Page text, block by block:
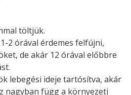
töltjük.
2 órával érdemes felfújni,
de akár 12 órával előbbre
lebegési ideje tartósítva, akár
nagyban függ a környezeti